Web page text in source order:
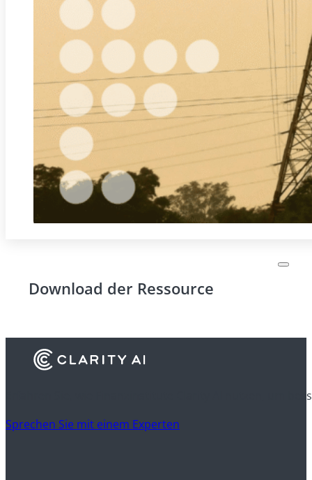
Download der Ressource
Erfahren Sie, wie Finanzinstitute Clarity AI nutzen, um
Sprechen Sie mit einem Experten